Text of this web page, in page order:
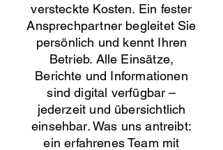
versteckte Kosten. Ein fester
Ansprechpartner begleitet Sie
persönlich und kennt Ihren
Betrieb. Alle Einsätze,
Berichte und Informationen
sind digital verfügbar –
jederzeit und übersichtlich
einsehbar. Was uns antreibt:
ein erfahrenes Team mit